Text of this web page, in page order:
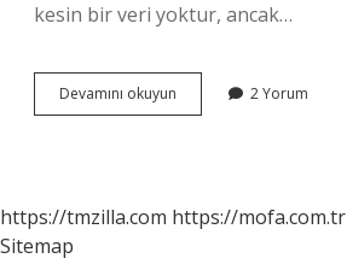
kesin bir veri yoktur, ancak…
Devamını okuyun Bebekler
Diş
2 Yorum
https://tmzilla.com https://mofa.com.tr
Sitemap